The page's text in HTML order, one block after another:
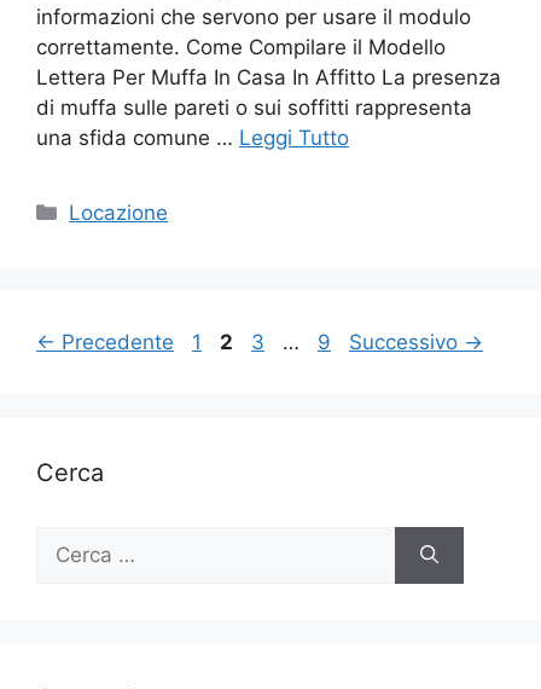
informazioni che servono per usare il modulo
correttamente. Come Compilare il Modello
Lettera Per Muffa In Casa In Affitto La presenza
di muffa sulle pareti o sui soffitti rappresenta
una sfida comune … Leggi Tutto
Categorie
Locazione
← Precedente Pagina
1 Pagina
2 Pagina
3 … Pagina
9 Successivo →
Cerca
per: